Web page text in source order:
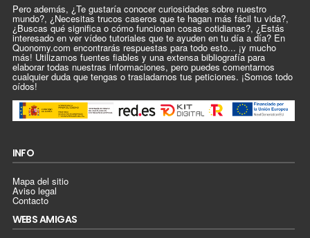
Pero además, ¿Te gustaría conocer curiosidades sobre nuestro
mundo?, ¿Necesitas trucos caseros que te hagan más fácil tu vida?,
¿Buscas qué significa o cómo funcionan cosas cotidianas?, ¿Estás
interesado en ver vídeo tutoriales que te ayuden en tu día a día? En
Quonomy.com encontrarás respuestas para todo esto... ¡y mucho
más! Utilizamos fuentes fiables y una extensa bibliografía para
elaborar todas nuestras informaciones, pero puedes comentarnos
cualquier duda que tengas o trasladarnos tus peticiones. ¡Somos todo
oídos!
INFO
Mapa del sitio
Aviso legal
Contacto
WEBS AMIGAS